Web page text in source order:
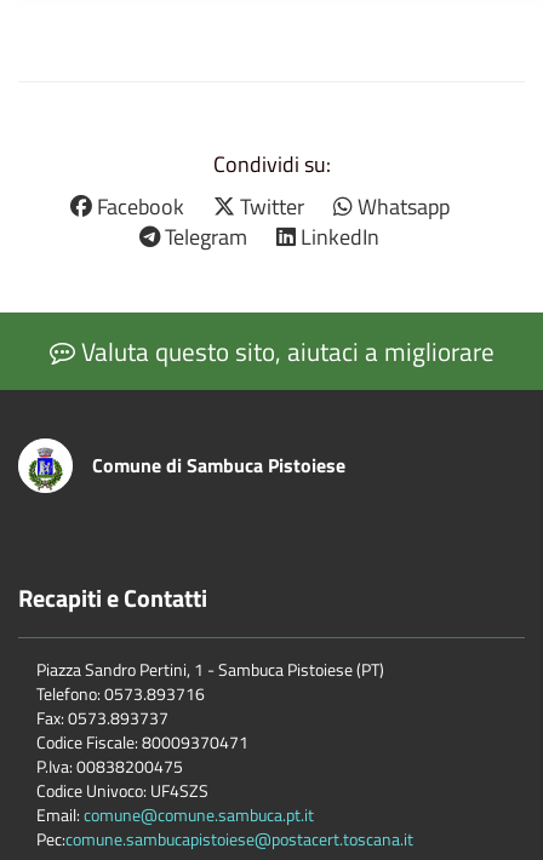
Condividi su:
Facebook
Twitter
Whatsapp
Telegram
LinkedIn
Valuta questo sito, aiutaci a migliorare
Comune di Sambuca Pistoiese
Recapiti e Contatti
Piazza Sandro Pertini, 1 - Sambuca Pistoiese (PT)
Telefono: 0573.893716
Fax: 0573.893737
Codice Fiscale: 80009370471
P.Iva: 00838200475
Codice Univoco: UF4SZS
Email:comune@comune.sambuca.pt.it
Pec:comune.sambucapistoiese@postacert.toscana.it